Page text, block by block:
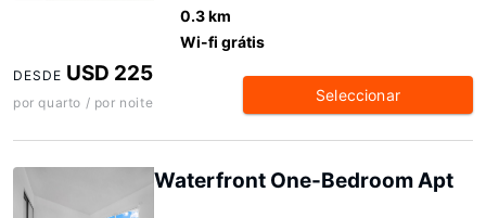
0.3 km
Wi-fi grátis
DESDE USD 225
por quarto / por noite Seleccionar
Waterfront One-Bedroom Apt